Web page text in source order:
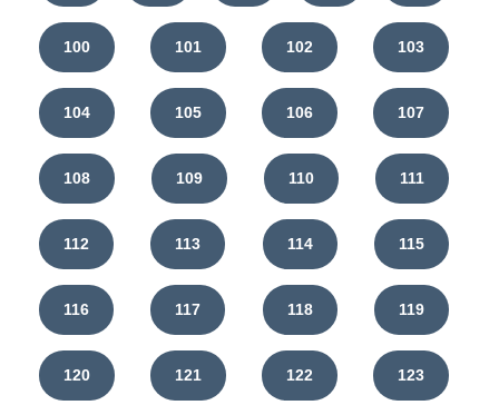
100 101 102 103
104 105 106 107
108 109 110 111
112 113 114 115
116 117 118 119
120 121 122 123